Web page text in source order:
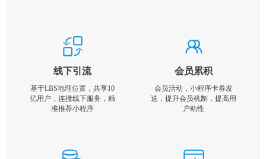
线下引流
基于LBS地理位置，共享10
亿用户，连接线下服务，精
准推荐小程序
会员累积
会员活动，小程序卡券发
送，提升会员机制，提高用
户粘性